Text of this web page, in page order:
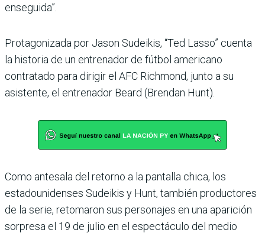
enseguida”.
Protagonizada por Jason Sudeikis, “Ted Lasso” cuenta
la historia de un entrenador de fútbol americano
contratado para dirigir el AFC Richmond, junto a su
asistente, el entrenador Beard (Brendan Hunt).
Como antesala del retorno a la pantalla chica, los
estadounidenses Sudeikis y Hunt, también productores
de la serie, retomaron sus personajes en una aparición
sorpresa el 19 de julio en el espectáculo del medio